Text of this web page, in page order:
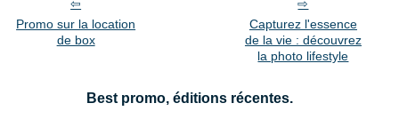
Promo sur la location
de box
Capturez l'essence
de la vie : découvrez
la photo lifestyle
Best promo, éditions récentes.